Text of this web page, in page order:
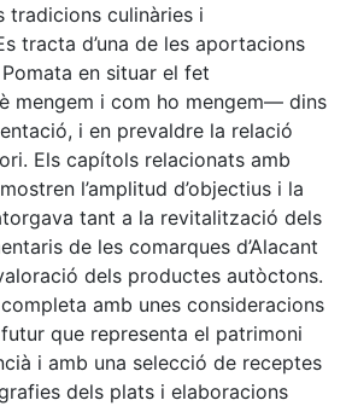
tradicions culinàries i
tracta d’una de les aportacions
en situar el fet
mengem i com ho mengem— dins
i en prevaldre la relació
Els capítols relacionats amb
l’amplitud d’objectius i la
tant a la revitalització dels
de les comarques d’Alacant
dels productes autòctons.
amb unes consideracions
que representa el patrimoni
i amb una selecció de receptes
dels plats i elaboracions